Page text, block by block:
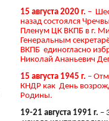
15 августа 2020 г. –
назад состоялся
Пленум ЦК ВКПБ в г.
Генеральным
ВКПБ единогласно
Николай Ананьевич
15 августа 1945 г. –
КНДР как День
Родины.
19-21 августа 1991 г. –